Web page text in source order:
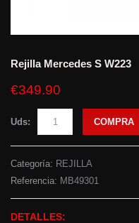
Rejilla Mercedes S W223
€349.90
Uds: COMPRA
Categoría: REJILLA
Referencia: MB49301
DETALLES: